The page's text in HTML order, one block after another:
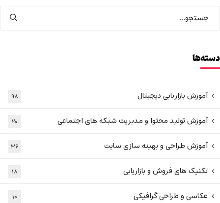
دسته‌ها
آموزش بازاریابی دیجیتال ۹۸
آموزش تولید محتوا و مدیریت شبکه های اجتماعی ۲۰
آموزش طراحی و بهینه سازی سایت ۳۶
تکنیک های فروش و بازاریابی ۱۸
عکاسی و طراحی گرافیکی ۱۰